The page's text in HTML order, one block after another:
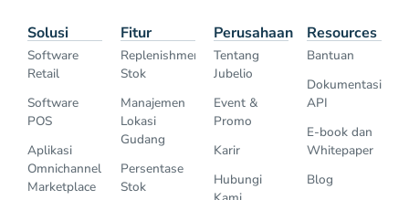
Solusi
Software
Retail
Software
POS
Aplikasi
Omnichannel
Marketplace
Fitur
Replenishment
Stok
Manajemen
Lokasi
Gudang
Persentase
Stok
Perusahaan
Tentang
Jubelio
Event &
Promo
Karir
Hubungi
Resources
Bantuan
Dokumentasi
API
E-book dan
Whitepaper
Blog